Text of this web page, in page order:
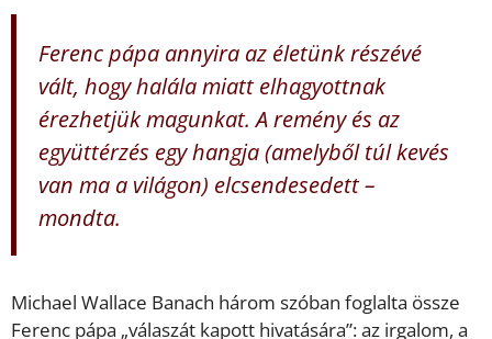
Ferenc pápa annyira az életünk részévé
vált, hogy halála miatt elhagyottnak
érezhetjük magunkat. A remény és az
együttérzés egy hangja (amelyből túl kevés
van ma a világon) elcsendesedett –
mondta.
Michael Wallace Banach három szóban foglalta össze
Ferenc pápa „válaszát kapott hivatására”: az irgalom, a